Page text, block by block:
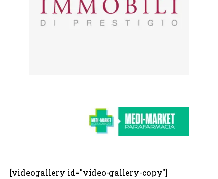
[videogallery id="video-gallery-copy"]